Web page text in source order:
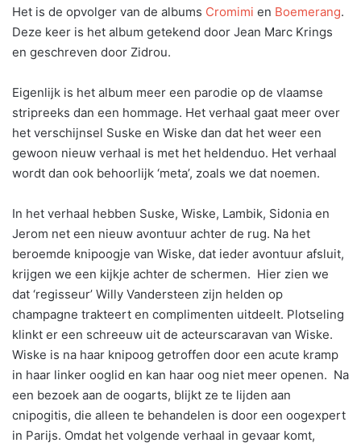
Het is de opvolger van de albums Cromimi en Boemerang.
Deze keer is het album getekend door Jean Marc Krings
en geschreven door Zidrou.
Eigenlijk is het album meer een parodie op de vlaamse
stripreeks dan een hommage. Het verhaal gaat meer over
het verschijnsel Suske en Wiske dan dat het weer een
gewoon nieuw verhaal is met het heldenduo. Het verhaal
wordt dan ook behoorlijk ‘meta’, zoals we dat noemen.
In het verhaal hebben Suske, Wiske, Lambik, Sidonia en
Jerom net een nieuw avontuur achter de rug. Na het
beroemde knipoogje van Wiske, dat ieder avontuur afsluit,
krijgen we een kijkje achter de schermen. Hier zien we
dat ‘regisseur’ Willy Vandersteen zijn helden op
champagne trakteert en complimenten uitdeelt. Plotseling
klinkt er een schreeuw uit de acteurscaravan van Wiske.
Wiske is na haar knipoog getroffen door een acute kramp
in haar linker ooglid en kan haar oog niet meer openen. Na
een bezoek aan de oogarts, blijkt ze te lijden aan
cnipogitis, die alleen te behandelen is door een oogexpert
in Parijs. Omdat het volgende verhaal in gevaar komt,